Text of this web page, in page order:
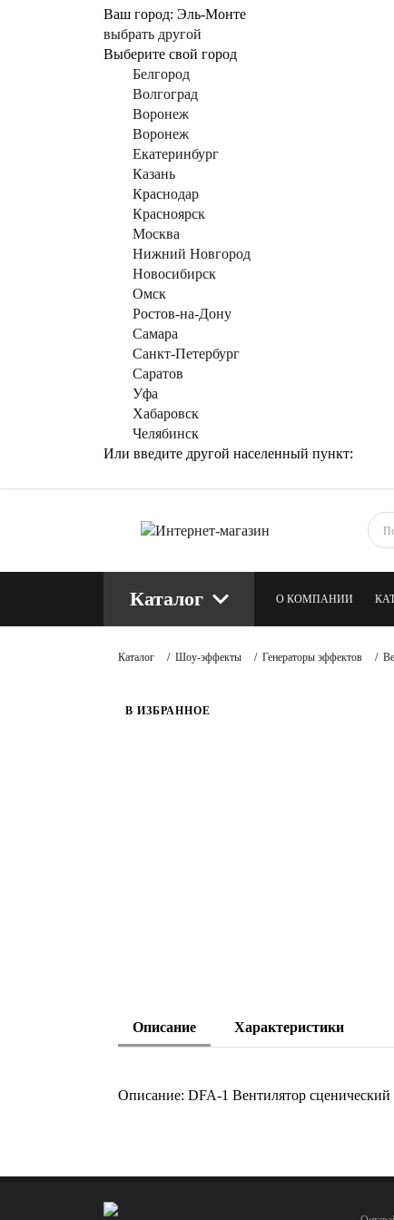
Ваш город: Эль-Монте
выбрать другой
Выберите свой город
Белгород
Волгоград
Воронеж
Воронеж
Екатеринбург
Казань
Краснодар
Красноярск
Москва
Нижний Новгород
Новосибирск
Омск
Ростов-на-Дону
Самара
Санкт-Петербург
Саратов
Уфа
Хабаровск
Челябинск
Или введите другой населенный пункт:
Каталог О КОМПАНИИ
КОНТАКТЫ БЛОГ
Каталог / Шоу-эффекты / Генераторы эффектов /
В ИЗБРАННОЕ
Описание Характеристики
Описание: DFA-1 Вентилятор